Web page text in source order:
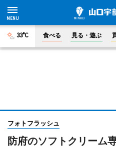
33°C 食べる 見る・遊ぶ
フォトフラッシュ
防府のソフトクリーム